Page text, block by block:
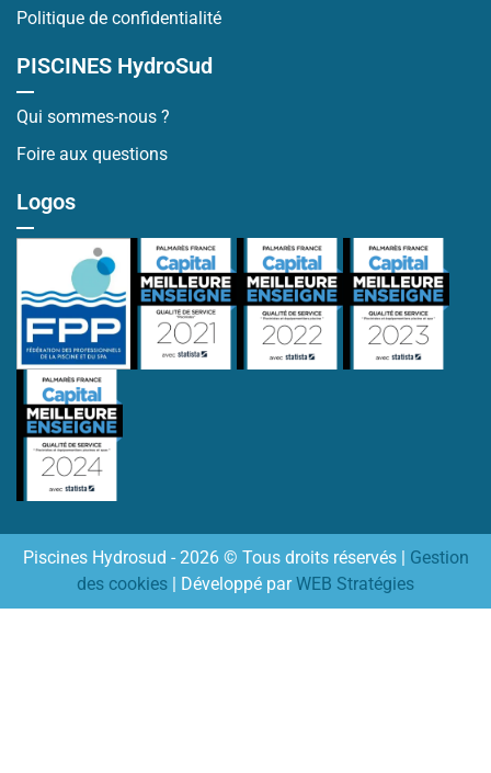
Politique de confidentialité
PISCINES HydroSud
Qui sommes-nous ?
Foire aux questions
Logos
Piscines Hydrosud - 2026 © Tous droits réservés | Gestion
des cookies | Développé parWEB Stratégies